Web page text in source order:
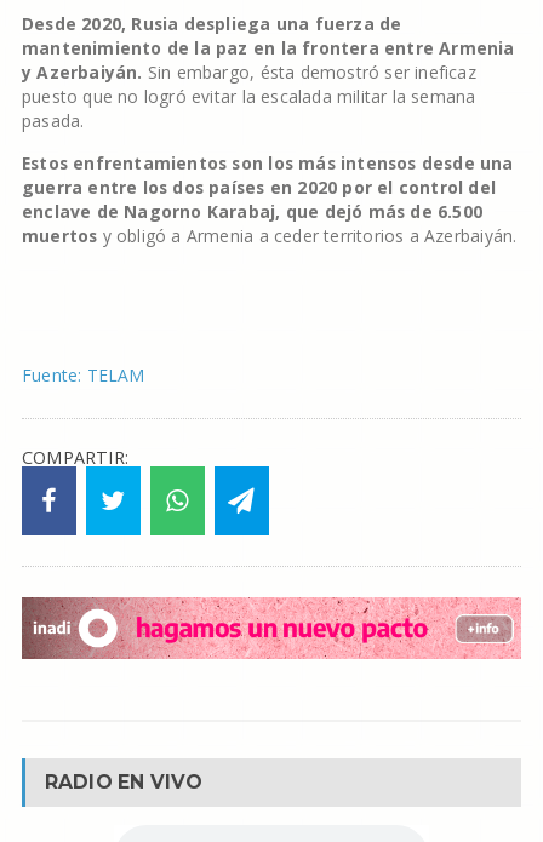
Desde 2020, Rusia despliega una fuerza de
mantenimiento de la paz en la frontera entre Armenia
y Azerbaiyán. Sin embargo, ésta demostró ser ineficaz
puesto que no logró evitar la escalada militar la semana
pasada.
Estos enfrentamientos son los más intensos desde una
guerra entre los dos países en 2020 por el control del
enclave de Nagorno Karabaj, que dejó más de 6.500
muertos y obligó a Armenia a ceder territorios a Azerbaiyán.
Fuente: TELAM
COMPARTIR:
RADIO EN VIVO